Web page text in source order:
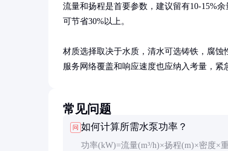
流量和扬程是首要参数，建议留有10-15%
可节省30%以上。
材质选择取决于水质，清水可选铸铁，腐
服务网络覆盖和响应速度也应纳入考量，紧
常见问题
问 如何计算所需水泵功率？
功率(kW)=流量(m³/h)×扬程(m)×密度×